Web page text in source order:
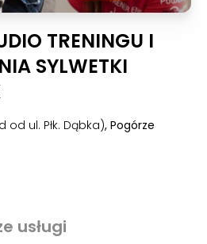
TRENINGU I
SYLWETKI
od ul. Płk. Dąbka), Pogórze
usługi